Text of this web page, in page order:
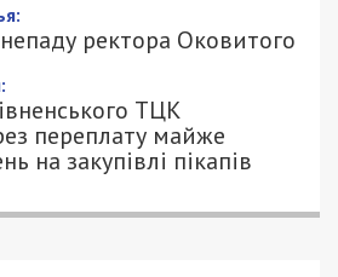
ректора Оковитого
ТЦК
переплату майже
на закупівлі пікапів